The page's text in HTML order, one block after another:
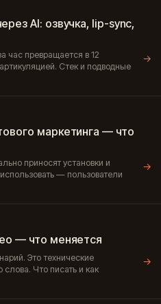
AI: озвучка, lip-sync,
час превращается в 12
Стек и подводные
→
маркетинга — что
приносят установки и
— пользователи
→
— что меняется
Это технические
слова. Что писать и как
→